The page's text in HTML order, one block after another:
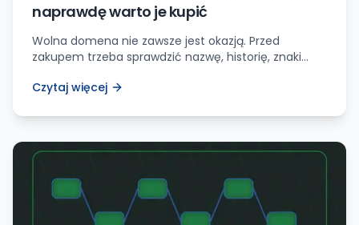
naprawdę warto je kupić
Wolna domena nie zawsze jest okazją. Przed
zakupem trzeba sprawdzić nazwę, historię, znaki
realne zadanie w projekcie.
Czytaj więcej